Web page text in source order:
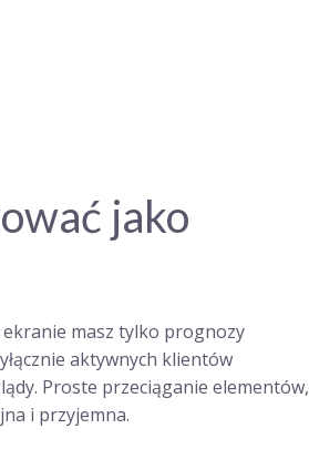
jako
ekranie masz tylko prognozy
aktywnych klientów
Proste przeciąganie elementów,
i przyjemna.